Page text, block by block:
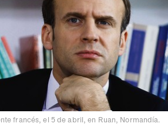
francés, el 5 de abril, en Ruan, Normandía.